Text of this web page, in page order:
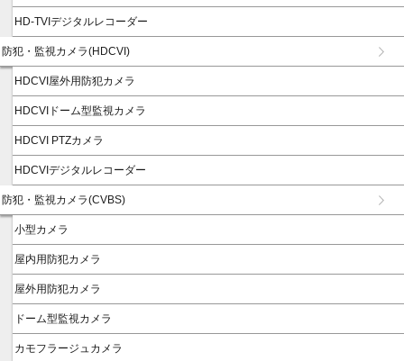
HD-TVIデジタルレコーダー
防犯・監視カメラ(HDCVI)
HDCVI屋外用防犯カメラ
HDCVIドーム型監視カメラ
HDCVI PTZカメラ
HDCVIデジタルレコーダー
防犯・監視カメラ(CVBS)
小型カメラ
屋内用防犯カメラ
屋外用防犯カメラ
ドーム型監視カメラ
カモフラージュカメラ